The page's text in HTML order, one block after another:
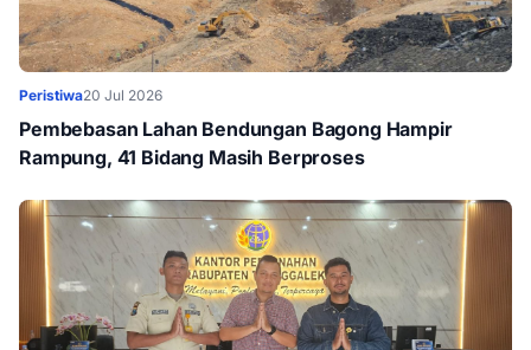
Peristiwa20 Jul 2026
Pembebasan Lahan Bendungan Bagong Hampir
Rampung, 41 Bidang Masih Berproses